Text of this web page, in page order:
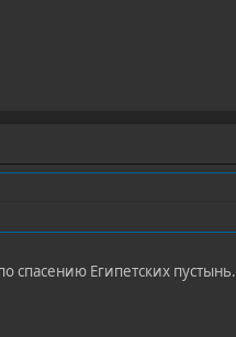
спасению Египетских пустынь.